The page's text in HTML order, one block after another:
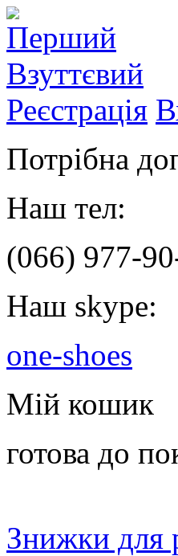
Реєстрація
Потрібна
Наш тел:
(066) 977-
Наш skype:
one-shoes
Мій кошик
готова до
Знижки для